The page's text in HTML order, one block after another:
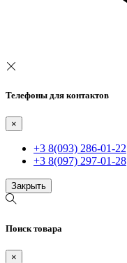
Телефоны для контактов
×
+3 8(093) 286-01-22
+3 8(097) 297-01-28
Закрыть
Поиск товара
×